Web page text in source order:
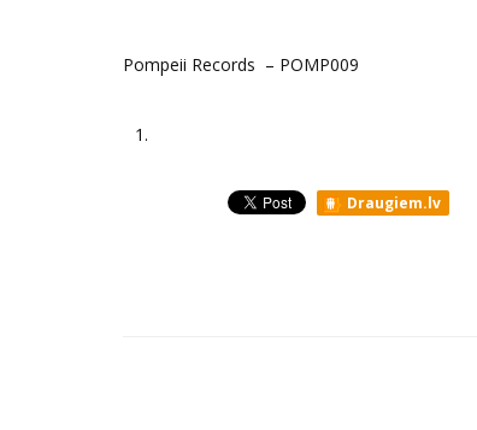
Pompeii Records ‎– POMP009
1.
Draugiem.lv